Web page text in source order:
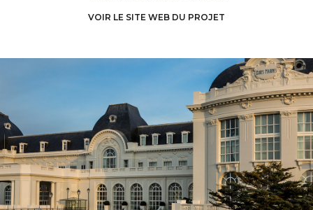
VOIR LE SITE WEB DU PROJET